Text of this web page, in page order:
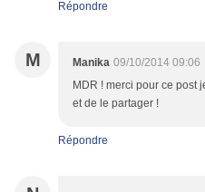
Répondre
M Manika 09/10/2014 09:06
MDR ! merci pour ce post
et de le partager !
Répondre